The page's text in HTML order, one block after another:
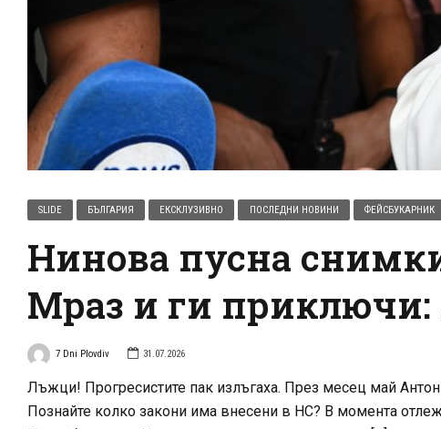
SLIDE БЪЛГАРИЯ ЕКСКЛУЗИВНО ПОСЛЕДНИ НОВИНИ ФЕЙСБУКАРНИК
Нинова пусна
Мраз и ги приключи:
7 Dni Plovdiv 31.07.2026
Лъжци! Прогресистите пак излъгаха. През месец май
Познайте колко закони има внесени в НС? В момента